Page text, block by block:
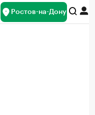
Ростов-на-Дону